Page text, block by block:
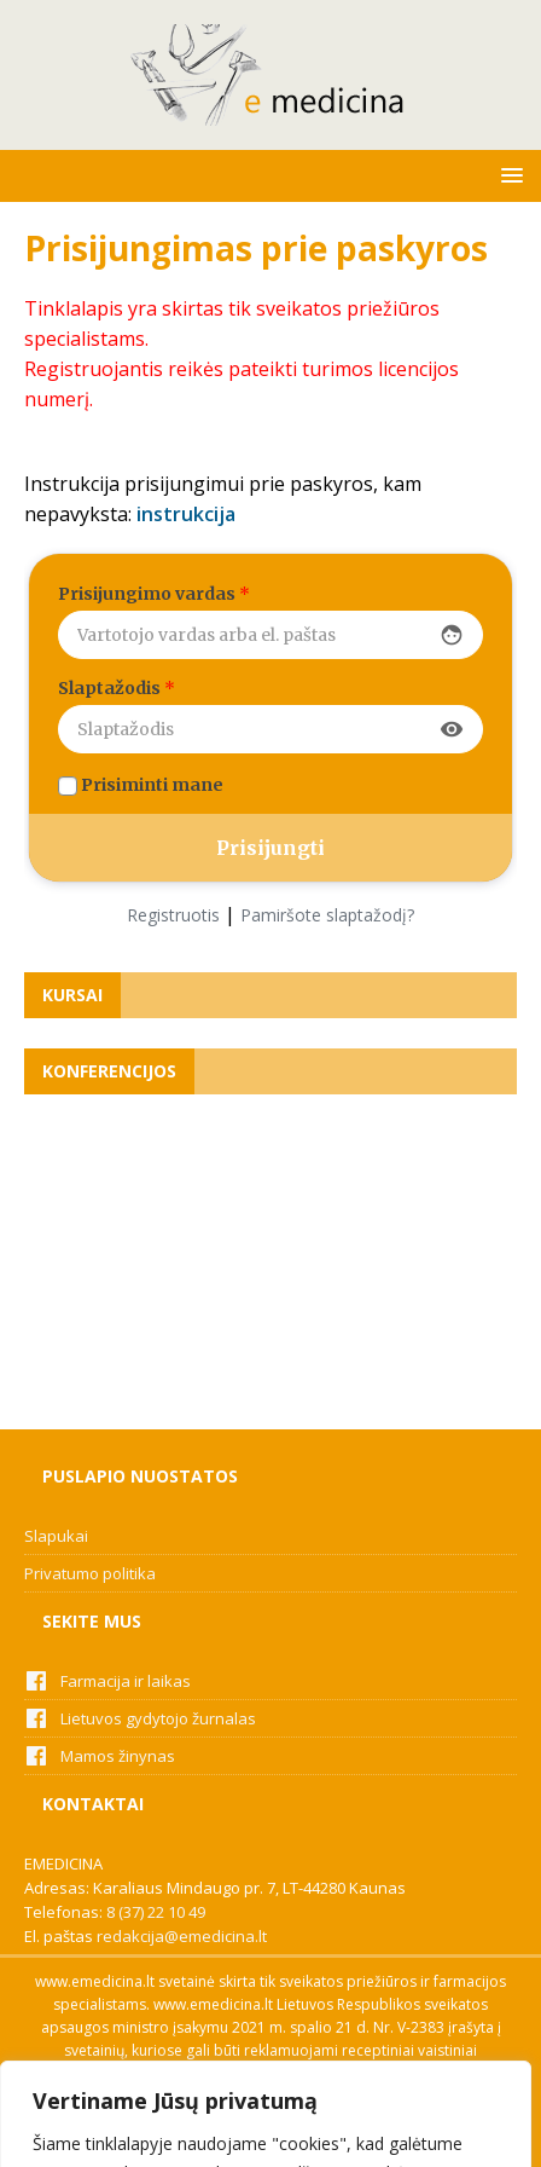
Vertiname Jūsų privatumą
Šiame tinklalapyje naudojame "cookies", kad galėtume
Prisijungimas prie paskyros
Tinklalapis yra skirtas tik sveikatos priežiūros
specialistams.
Registruojantis reikės pateikti turimos licencijos
numerį.
Instrukcija prisijungimui prie paskyros, kam
nepavyksta: instrukcija
Prisijungimo vardas *
face
Slaptažodis *
visibility
Prisiminti mane
Registruotis | Pamiršote slaptažodį?
KURSAI
KONFERENCIJOS
PUSLAPIO NUOSTATOS
Slapukai
Privatumo politika
SEKITE MUS
Farmacija ir laikas
Lietuvos gydytojo žurnalas
Mamos žinynas
KONTAKTAI
EMEDICINA
Adresas: Karaliaus Mindaugo pr. 7, LT-44280 Kaunas
Telefonas: 8 (37) 22 10 49
El. paštas redakcija@emedicina.lt
www.emedicina.lt svetainė skirta tik sveikatos priežiūros ir farmacijos
specialistams. www.emedicina.lt Lietuvos Respublikos sveikatos
apsaugos ministro įsakymu 2021 m. spalio 21 d. Nr. V-2383 įrašyta į
svetainių, kuriose gali būti reklamuojami receptiniai vaistiniai
savo profesinę kvalifikaciją. Naudingos nuorodos: Vaistų ir medicinos
pagalbos priemonių kainų paieška, VVKT tinklalapis, Sveikatos
priežiūros ar farmacijos specialisto pranešimo apie įtariamą